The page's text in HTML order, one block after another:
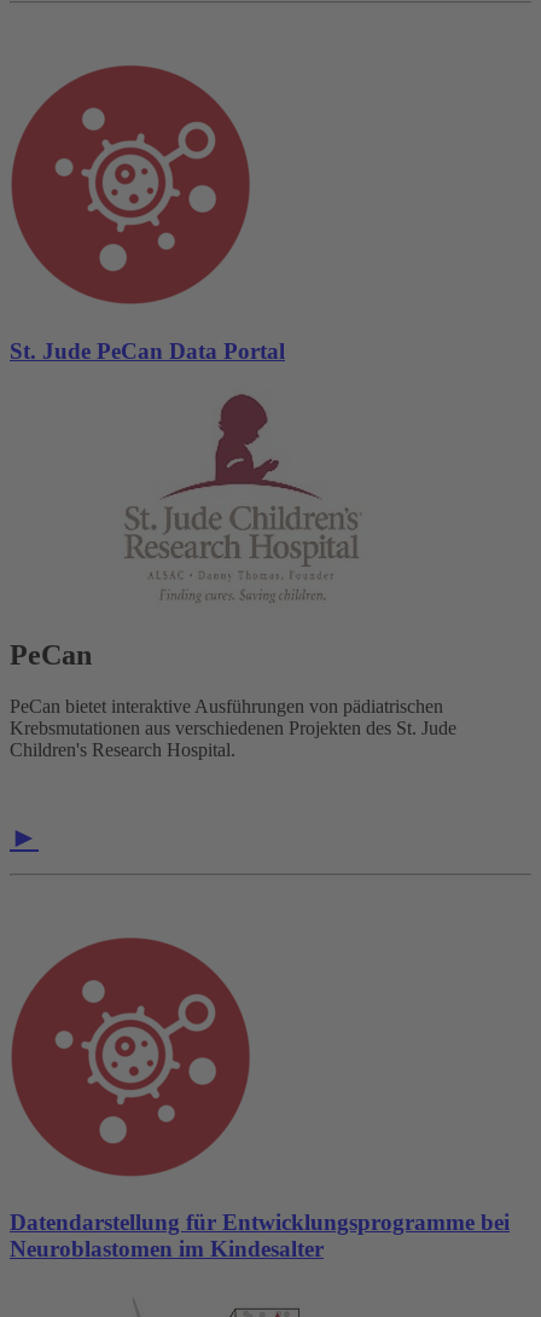
St. Jude PeCan Data Portal
PeCan
PeCan bietet interaktive Ausführungen von pädiatrischen
Krebsmutationen aus verschiedenen Projekten des St. Jude
Children's Research Hospital.
►
Datendarstellung für Entwicklungsprogramme bei
Neuroblastomen im Kindesalter